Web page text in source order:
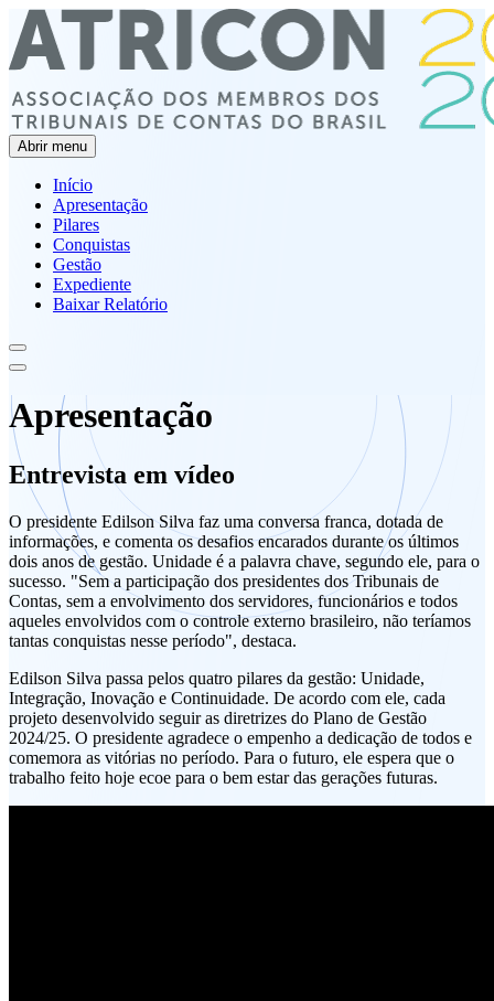
Abrir menu
Início
Apresentação
Pilares
Conquistas
Gestão
Expediente
Baixar Relatório
Apresentação
Entrevista em vídeo
O presidente Edilson Silva faz uma conversa franca, dotada de
informações, e comenta os desafios encarados durante os últimos
dois anos de gestão. Unidade é a palavra chave, segundo ele, para o
sucesso. "Sem a participação dos presidentes dos Tribunais de
Contas, sem a envolvimento dos servidores, funcionários e todos
aqueles envolvidos com o controle externo brasileiro, não teríamos
tantas conquistas nesse período", destaca.
Edilson Silva passa pelos quatro pilares da gestão: Unidade,
Integração, Inovação e Continuidade. De acordo com ele, cada
projeto desenvolvido seguir as diretrizes do Plano de Gestão
2024/25. O presidente agradece o empenho a dedicação de todos e
comemora as vitórias no período. Para o futuro, ele espera que o
trabalho feito hoje ecoe para o bem estar das gerações futuras.